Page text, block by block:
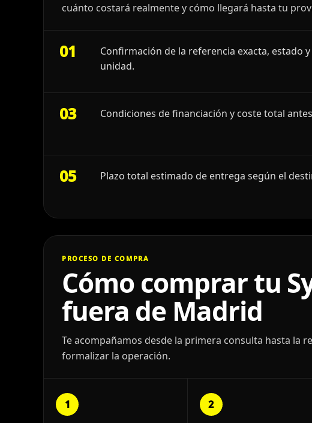
cuánto costará realmente y cómo llegará hasta tu
01
Confirmación de la referencia exacta, estado
unidad.
03 Condiciones de financiación y coste total
05 Plazo total estimado de entrega según el
PROCESO DE COMPRA
Cómo comprar tu
fuera de Madrid
Te acompañamos desde la primera consulta hasta la
formalizar la operación.
1 2